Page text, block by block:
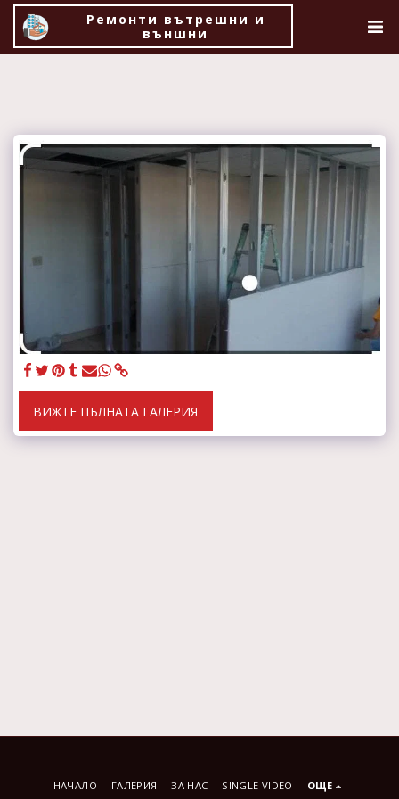
Ремонти вътрешни и
външни
ВИЖТЕ ПЪЛНАТА ГАЛЕРИЯ
НАЧАЛО ГАЛЕРИЯ ЗА НАС SINGLE VIDEO ОЩЕ